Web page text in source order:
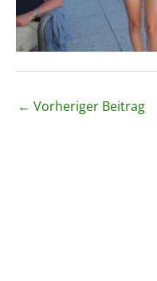
← Vorheriger Beitrag